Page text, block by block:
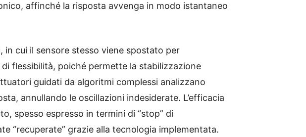
affinché la risposta avvenga in modo istantaneo
in cui il sensore stesso viene spostato per
flessibilità, poiché permette la stabilizzazione
guidati da algoritmi complessi analizzano
annullando le oscillazioni indesiderate. L’efficacia
spesso espresso in termini di “stop” di
“recuperate” grazie alla tecnologia implementata.